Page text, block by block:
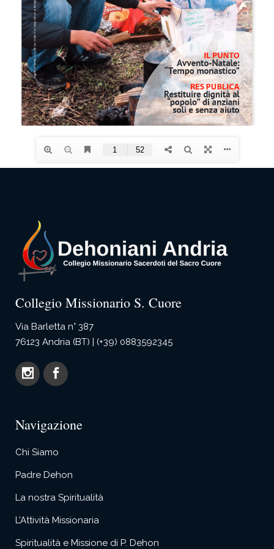
Collegio Missionario S. Cuore
Via Barletta n° 387
76123 Andria (BT) | (+39) 0883592345
Navigazione
Chi Siamo
Padre Dehon
La nostra Spiritualità
L’Attività Missionaria
Spiritualità e Missione di P. Dehon